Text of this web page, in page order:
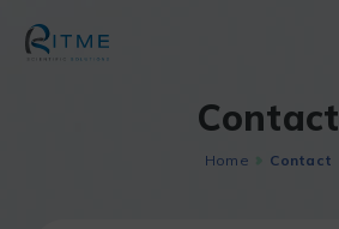
content
Contact
Home Contact